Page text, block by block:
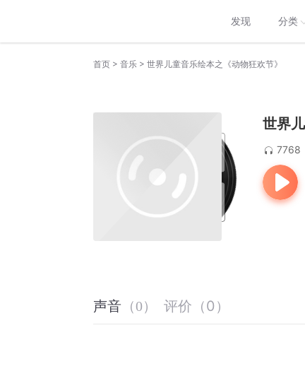
发现 分类
首页 > 音乐 > 世界儿童音乐绘本之《动物狂欢节》
世界
7768
声音 （0） 评价 （0 ）